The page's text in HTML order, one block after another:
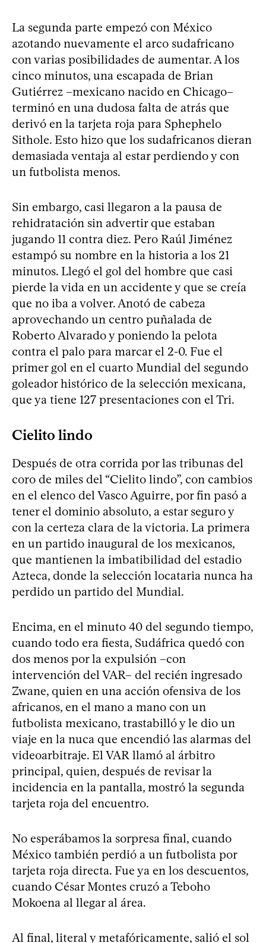
La segunda parte empezó con México
azotando nuevamente el arco sudafricano
con varias posibilidades de aumentar. A los
cinco minutos, una escapada de Brian
Gutiérrez –mexicano nacido en Chicago–
terminó en una dudosa falta de atrás que
derivó en la tarjeta roja para Sphephelo
Sithole. Esto hizo que los sudafricanos dieran
demasiada ventaja al estar perdiendo y con
un futbolista menos.
Sin embargo, casi llegaron a la pausa de
rehidratación sin advertir que estaban
jugando 11 contra diez. Pero Raúl Jiménez
estampó su nombre en la historia a los 21
minutos. Llegó el gol del hombre que casi
pierde la vida en un accidente y que se creía
que no iba a volver. Anotó de cabeza
aprovechando un centro puñalada de
Roberto Alvarado y poniendo la pelota
contra el palo para marcar el 2-0. Fue el
primer gol en el cuarto Mundial del segundo
goleador histórico de la selección mexicana,
que ya tiene 127 presentaciones con el Tri.
Cielito lindo
Después de otra corrida por las tribunas del
coro de miles del “Cielito lindo”, con cambios
en el elenco del Vasco Aguirre, por fin pasó a
tener el dominio absoluto, a estar seguro y
con la certeza clara de la victoria. La primera
en un partido inaugural de los mexicanos,
que mantienen la imbatibilidad del estadio
Azteca, donde la selección locataria nunca ha
perdido un partido del Mundial.
Encima, en el minuto 40 del segundo tiempo,
cuando todo era fiesta, Sudáfrica quedó con
dos menos por la expulsión –con
intervención del VAR– del recién ingresado
Zwane, quien en una acción ofensiva de los
africanos, en el mano a mano con un
futbolista mexicano, trastabilló y le dio un
viaje en la nuca que encendió las alarmas del
videoarbitraje. El VAR llamó al árbitro
principal, quien, después de revisar la
incidencia en la pantalla, mostró la segunda
tarjeta roja del encuentro.
No esperábamos la sorpresa final, cuando
México también perdió a un futbolista por
tarjeta roja directa. Fue ya en los descuentos,
cuando César Montes cruzó a Teboho
Mokoena al llegar al área.
Al final, literal y metafóricamente, salió el sol